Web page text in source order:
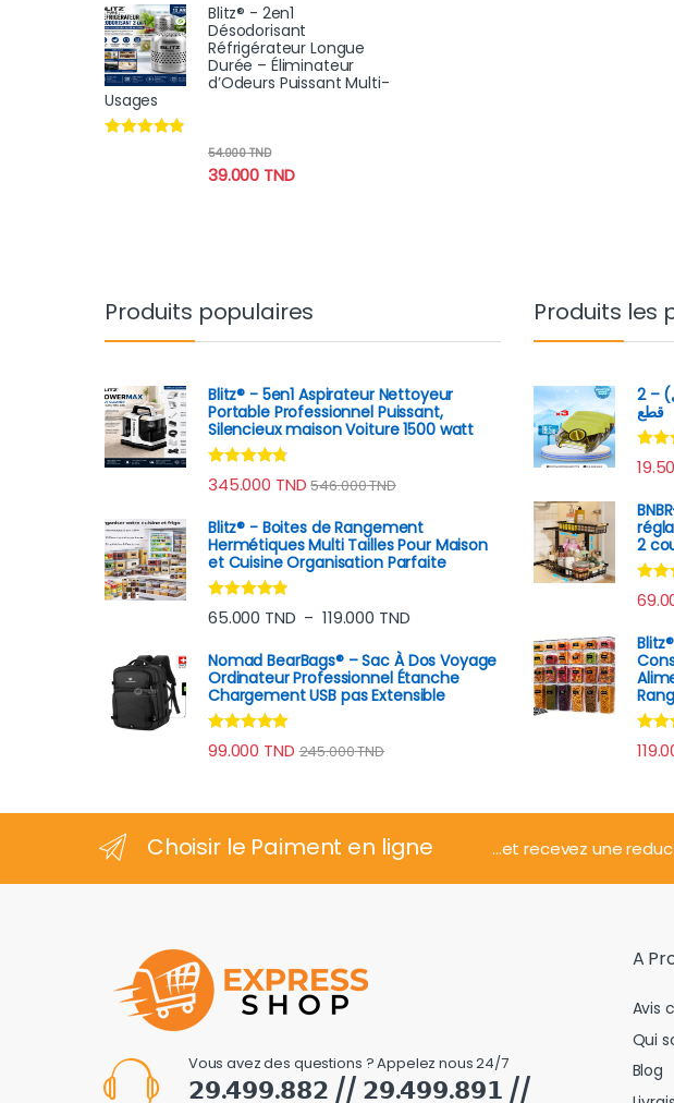
Blitz® - 2en1
Désodorisant
Réfrigérateur Longue
Durée – Éliminateur
d’Odeurs Puissant Multi-
Usages
39.000 TND
54.000TND
Produits populaires
Blitz® - 5en1 Aspirateur Nettoyeur
Portable Professionnel Puissant,
Silencieux maison Voiture 1500 watt
Note 4.60
sur 5
345.000 TND 546.000TND
Blitz® - Boites de Rangement
Hermétiques Multi Tailles Pour Maison
et Cuisine Organisation Parfaite
Note4.65
sur 5
65.000 TND – 119.000 TNDPlage de prix : 65.000 TND à 119.000
Nomad BearBags® – Sac À Dos Voyage
Ordinateur Professionnel Étanche
Chargement USB pas Extensible
Note4.80
sur 5
99.000 TND 245.000TND
Produits les
قشارة 4 في 1 (للسمك، الخضرة والغلال) – 2
قطع
Note
sur
2
Note
sur
Note
sur
Choisir le Paiment en ligne ...et recevez une
Vous avez des questions ? Appelez nous 24/7
𝟮𝟵.𝟰𝟵𝟵.𝟴𝟴𝟮 // 𝟮𝟵.𝟰𝟵𝟵.𝟴𝟵𝟭 //
A
Avis
Qui
Blog